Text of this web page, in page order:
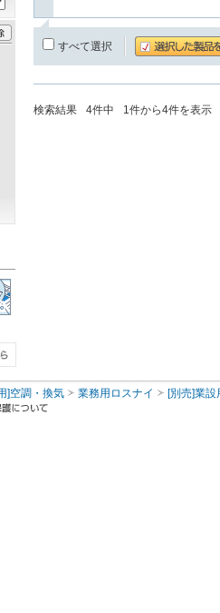
すべて選択
検索結果 4件中 1件から4件を表示
]空調・換気 業務用ロスナイ [別売]業設